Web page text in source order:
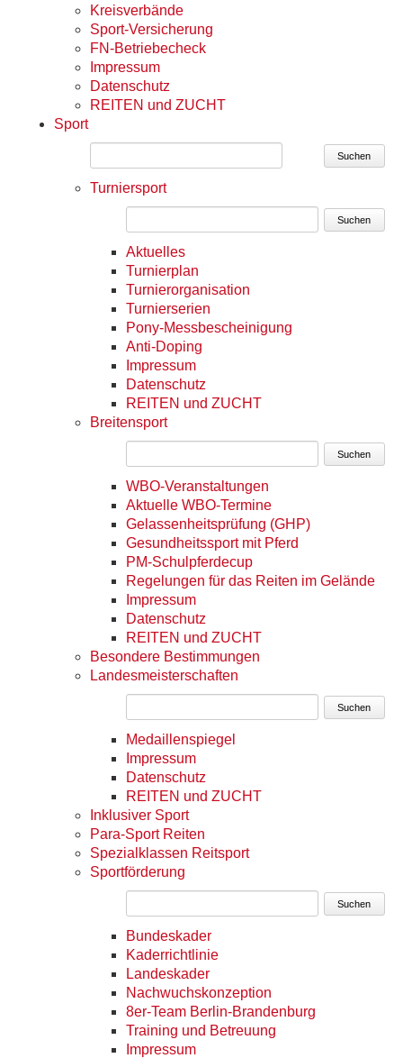
Kreisverbände
Sport-Versicherung
FN-Betriebecheck
Impressum
Datenschutz
REITEN und ZUCHT
Sport
Suchen
Turniersport
Suchen
Aktuelles
Turnierplan
Turnierorganisation
Turnierserien
Pony-Messbescheinigung
Anti-Doping
Impressum
Datenschutz
REITEN und ZUCHT
Breitensport
Suchen
WBO-Veranstaltungen
Aktuelle WBO-Termine
Gelassenheitsprüfung (GHP)
Gesundheitssport mit Pferd
PM-Schulpferdecup
Regelungen für das Reiten im Gelände
Impressum
Datenschutz
REITEN und ZUCHT
Besondere Bestimmungen
Landesmeisterschaften
Suchen
Medaillenspiegel
Impressum
Datenschutz
REITEN und ZUCHT
Inklusiver Sport
Para-Sport Reiten
Spezialklassen Reitsport
Sportförderung
Suchen
Bundeskader
Kaderrichtlinie
Landeskader
Nachwuchskonzeption
8er-Team Berlin-Brandenburg
Training und Betreuung
Impressum